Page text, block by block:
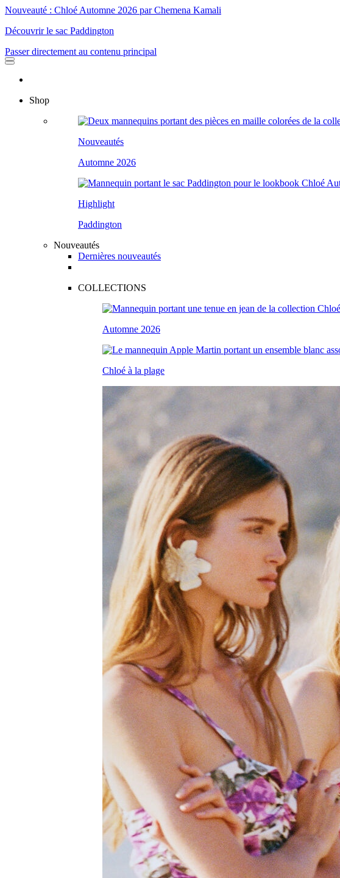
Nouveauté : Chloé Automne 2026 par Chemena Kamali
Découvrir le sac Paddington
Passer directement au contenu principal
Shop
Nouveautés
Automne 2026
Highlight
Paddington
Nouveautés
Dernières nouveautés
COLLECTIONS
Automne 2026
Chloé à la plage